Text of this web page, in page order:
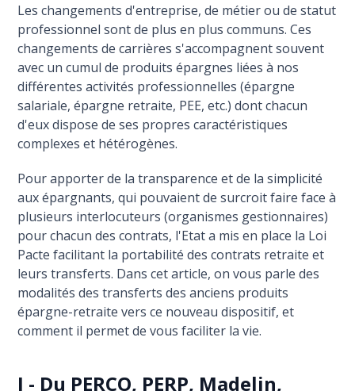
Les changements d'entreprise, de métier ou de statut
professionnel sont de plus en plus communs. Ces
changements de carrières s'accompagnent souvent
avec un cumul de produits épargnes liées à nos
différentes activités professionnelles (épargne
salariale, épargne retraite, PEE, etc.) dont chacun
d'eux dispose de ses propres caractéristiques
complexes et hétérogènes.
Pour apporter de la transparence et de la simplicité
aux épargnants, qui pouvaient de surcroit faire face à
plusieurs interlocuteurs (organismes gestionnaires)
pour chacun des contrats, l'Etat a mis en place la Loi
Pacte facilitant la portabilité des contrats retraite et
leurs transferts. Dans cet article, on vous parle des
modalités des transferts des anciens produits
épargne-retraite vers ce nouveau dispositif, et
comment il permet de vous faciliter la vie.
I - Du PERCO, PERP, Madelin,